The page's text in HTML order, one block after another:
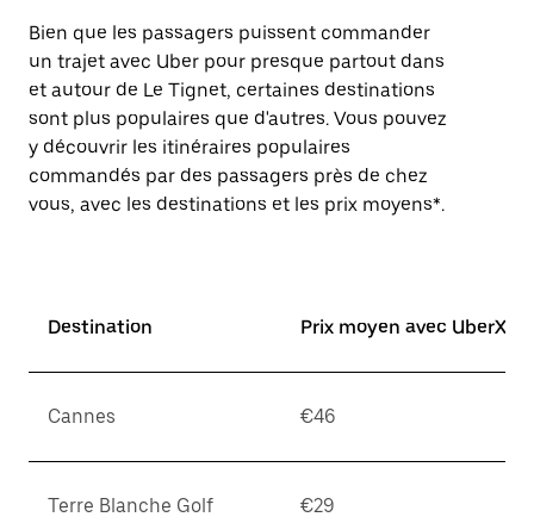
Bien que les passagers puissent commander
un trajet avec Uber pour presque partout dans
et autour de Le Tignet, certaines destinations
sont plus populaires que d'autres. Vous pouvez
y découvrir les itinéraires populaires
commandés par des passagers près de chez
vous, avec les destinations et les prix moyens*.
Destination Prix moyen avec UberX*
Cannes €46
Terre Blanche Golf €29